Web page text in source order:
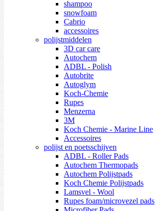
shampoo
snowfoam
Cabrio
accessoires
polijstmiddelen
3D car care
Autochem
ADBL - Polish
Autobrite
Autoglym
Koch-Chemie
Rupes
Menzerna
3M
Koch Chemie - Marine Line
Accessoires
polijst en poetsschijven
ADBL - Roller Pads
Autochem Thermopads
Autochem Polijstpads
Koch Chemie Polijstpads
Lamsvel - Wool
Rupes foam/microvezel pads